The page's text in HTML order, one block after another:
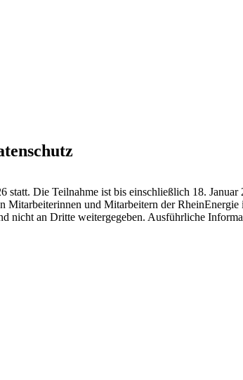
statt. Die Teilnahme ist bis einschließlich 18.
Mitarbeiterinnen und Mitarbeitern der
nicht an Dritte weitergegeben. Ausführliche